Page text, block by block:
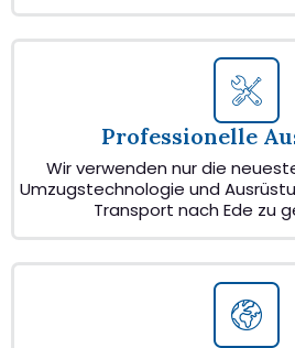
Professionelle
Wir verwenden nur die
Umzugstechnologie und
Transport nach Ede zu